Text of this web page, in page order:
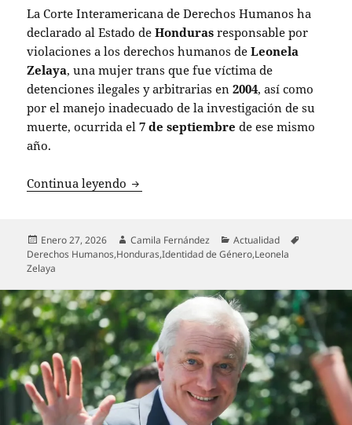
La Corte Interamericana de Derechos Humanos ha
declarado al Estado deHonduras responsable por
violaciones a los derechos humanos deLeonela
Zelaya, una mujer trans que fue víctima de
detenciones ilegales y arbitrarias en2004, así como
por el manejo inadecuado de la investigación de su
muerte, ocurrida el7 de septiembre de ese mismo
año.
Continua leyendo Corte IDH responsabiliza a Honduras
Publicado
el
Enero 27, 2026 Autor
Camila Fernández Categorías
Actualidad
Derechos Humanos,Honduras,Identidad de Género,Leonela
Zelaya